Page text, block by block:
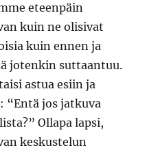
eteenpäin
kuin ne olisivat
kuin ennen ja
jotenkin suttaantuu.
astua esiin ja
“Entä jos jatkuva
Ollapa lapsi,
keskustelun